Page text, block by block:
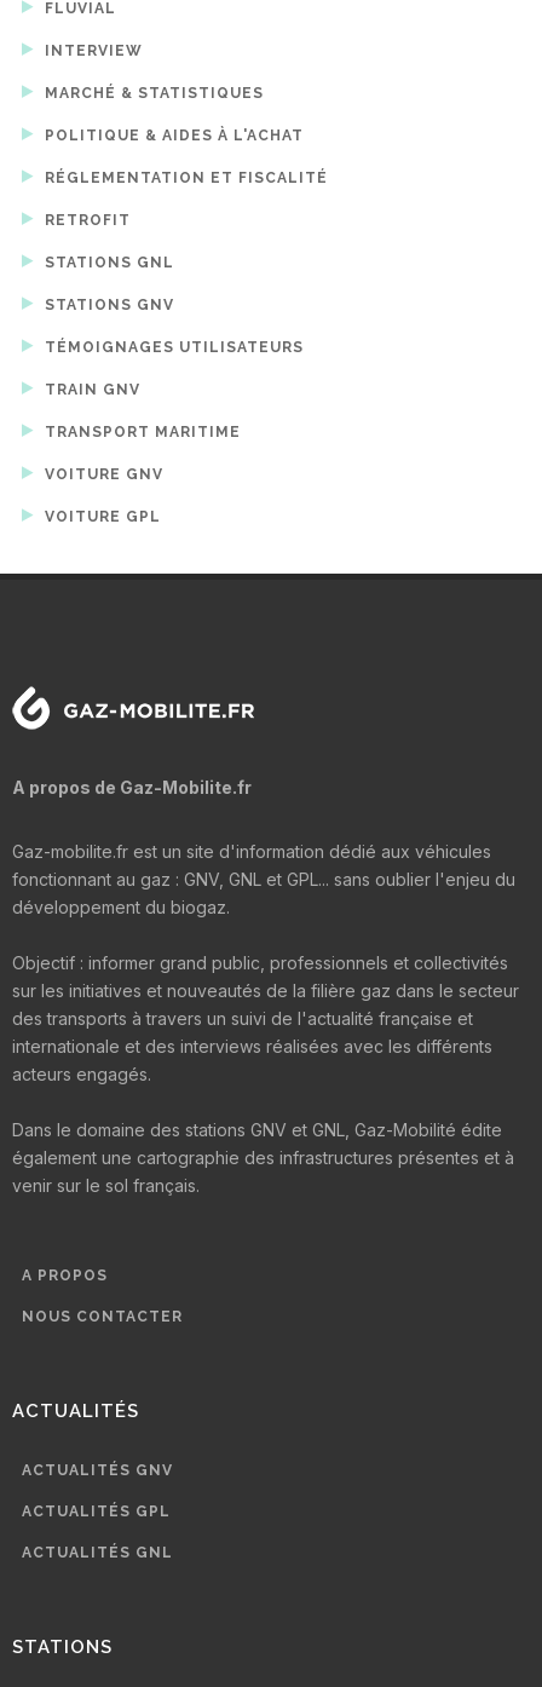
FLUVIAL
INTERVIEW
MARCHÉ & STATISTIQUES
POLITIQUE & AIDES À L'ACHAT
RÉGLEMENTATION ET FISCALITÉ
RETROFIT
STATIONS GNL
STATIONS GNV
TÉMOIGNAGES UTILISATEURS
TRAIN GNV
TRANSPORT MARITIME
VOITURE GNV
VOITURE GPL
A propos de Gaz-Mobilite.fr
Gaz-mobilite.fr est un site d'information dédié aux véhicules
fonctionnant au gaz : GNV, GNL et GPL... sans oublier l'enjeu du
développement du biogaz.
Objectif : informer grand public, professionnels et collectivités
sur les initiatives et nouveautés de la filière gaz dans le secteur
des transports à travers un suivi de l'actualité française et
internationale et des interviews réalisées avec les différents
acteurs engagés.
Dans le domaine des stations GNV et GNL, Gaz-Mobilité édite
également une cartographie des infrastructures présentes et à
venir sur le sol français.
A PROPOS
NOUS CONTACTER
ACTUALITÉS
ACTUALITÉS GNV
ACTUALITÉS GPL
ACTUALITÉS GNL
STATIONS